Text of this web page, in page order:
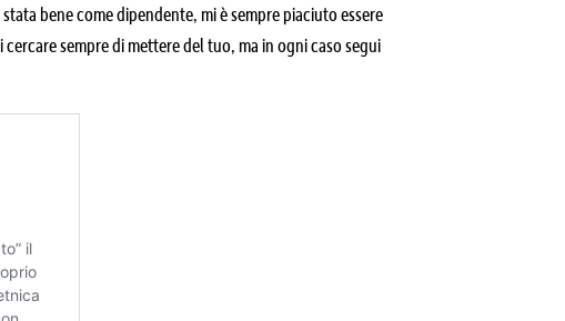
bene come dipendente, mi è sempre piaciuto essere
sempre di mettere del tuo, ma in ogni caso segui